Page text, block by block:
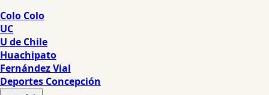
Colo Colo
UC
U de Chile
Huachipato
Fernández Vial
Deportes Concepción